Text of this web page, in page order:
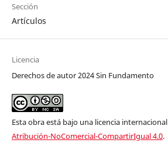
Sección
Artículos
Licencia
Derechos de autor 2024 Sin Fundamento
Esta obra está bajo una licencia internacional
Atribución-NoComercial-CompartirIgual 4.0.